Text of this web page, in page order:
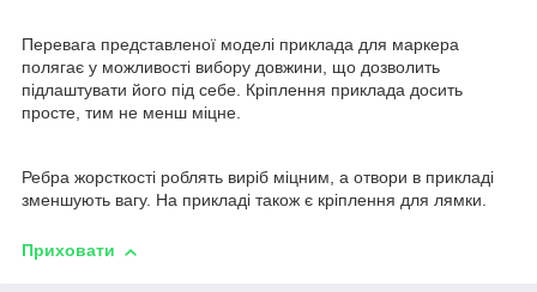
Перевага представленої моделі приклада для маркера
полягає у можливості вибору довжини, що дозволить
підлаштувати його під себе. Кріплення приклада досить
просте, тим не менш міцне.
Ребра жорсткості роблять виріб міцним, а отвори в прикладі
зменшують вагу. На прикладі також є кріплення для лямки.
Приховати